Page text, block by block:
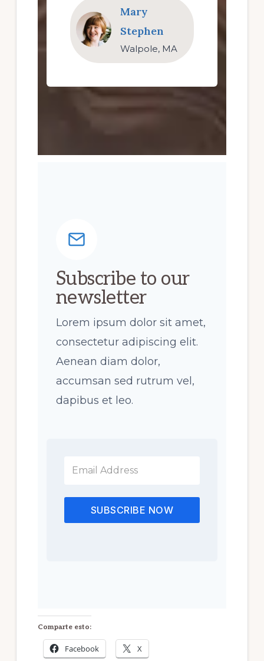
Mary
Stephen
Walpole, MA
Subscribe to our
newsletter
Lorem ipsum dolor sit amet,
consectetur adipiscing elit.
Aenean diam dolor,
accumsan sed rutrum vel,
dapibus et leo.
SUBSCRIBE NOW
Comparte esto:
Facebook X